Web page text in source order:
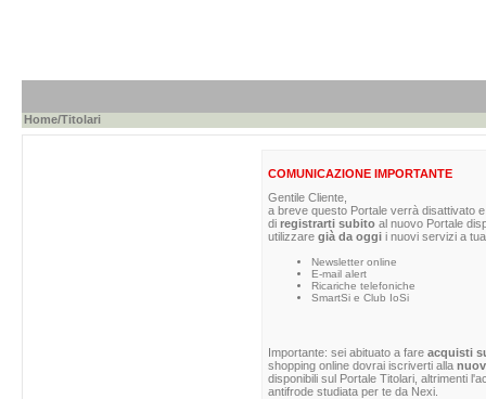
Home/Titolari
COMUNICAZIONE IMPORTANTE
Gentile Cliente,
a breve questo Portale verrà disattivato
diregistrarti subitoal nuovo Portale
utilizzare già da oggii nuovi servizi a
Newsletter online
E-mail alert
Ricariche telefoniche
SmartSi e Club IoSi
Importante: sei abituato a fare acquisti
shopping online dovrai iscriverti alla
disponibili sul Portale Titolari, altrimenti
antifrode studiata per te da Nexi.